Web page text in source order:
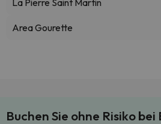
La Pierre Saint Martin
Area Gourette
Buchen Sie ohne Risiko